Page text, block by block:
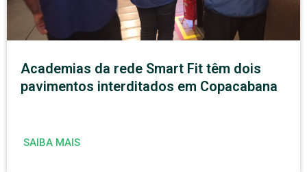
Academias da rede Smart Fit têm dois
pavimentos interditados em Copacabana
SAIBA MAIS